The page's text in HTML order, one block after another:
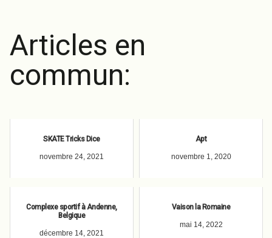
Articles en
commun:
SKATE Tricks Dice
novembre 24, 2021
Apt
novembre 1, 2020
Complexe sportif à Andenne,
Belgique
décembre 14, 2021
Vaison la Romaine
mai 14, 2022